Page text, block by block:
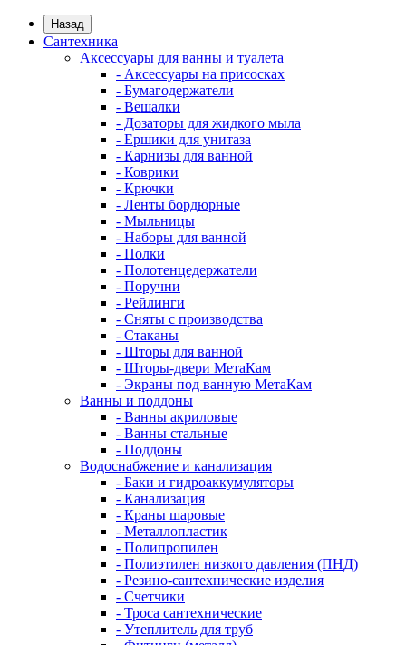
Назад
Сантехника
Аксессуары для ванны и туалета
- Аксессуары на присосках
- Бумагодержатели
- Вешалки
- Дозаторы для жидкого мыла
- Ершики для унитаза
- Карнизы для ванной
- Коврики
- Крючки
- Ленты бордюрные
- Мыльницы
- Наборы для ванной
- Полки
- Полотенцедержатели
- Поручни
- Рейлинги
- Сняты с производства
- Стаканы
- Шторы для ванной
- Шторы-двери МетаКам
- Экраны под ванную МетаКам
Ванны и поддоны
- Ванны акриловые
- Ванны стальные
- Поддоны
Водоснабжение и канализация
- Баки и гидроаккумуляторы
- Канализация
- Краны шаровые
- Металлопластик
- Полипропилен
- Полиэтилен низкого давления (ПНД)
- Резино-сантехнические изделия
- Счетчики
- Троса сантехнические
- Утеплитель для труб